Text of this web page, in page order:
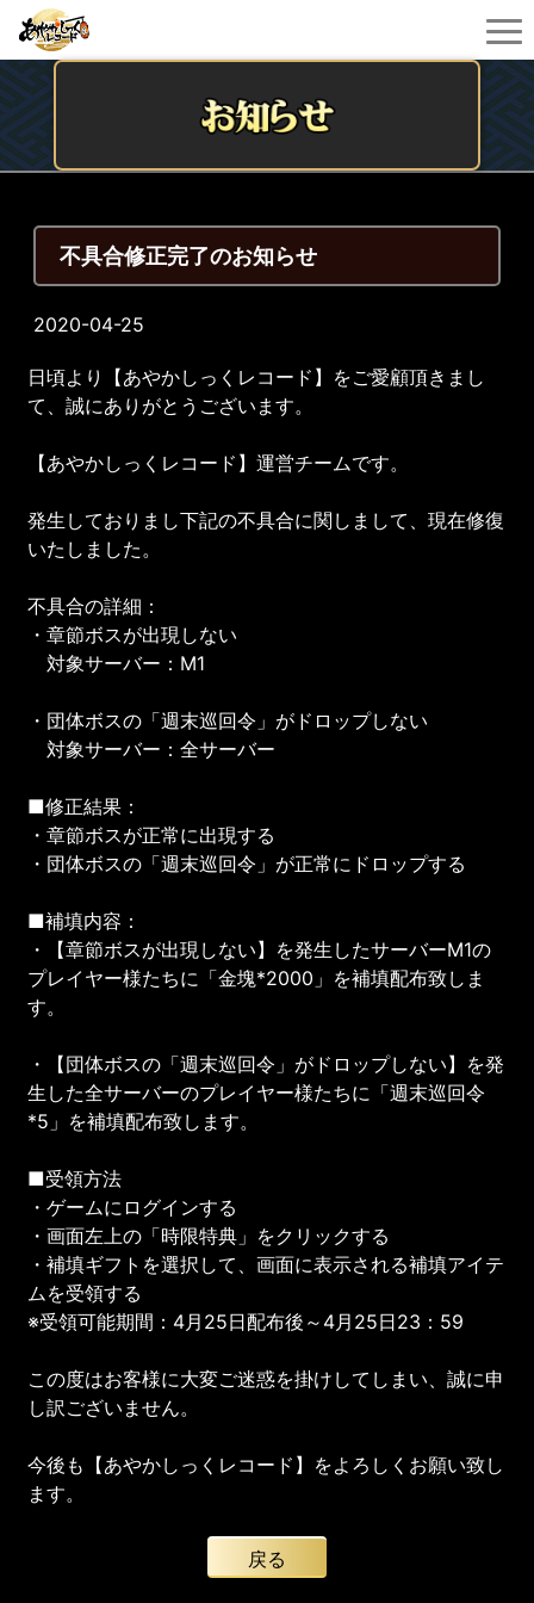
不具合修正完了のお知らせ
2020-04-25
日頃より【あやかしっくレコード】をご愛顧頂きまし
て、誠にありがとうございます。
【あやかしっくレコード】運営チームです。
発生しておりまし下記の不具合に関しまして、現在修復
いたしました。
不具合の詳細：
・章節ボスが出現しない
対象サーバー：M1
・団体ボスの「週末巡回令」がドロップしない
対象サーバー：全サーバー
■修正結果：
・章節ボスが正常に出現する
・団体ボスの「週末巡回令」が正常にドロップする
■補填内容：
・【章節ボスが出現しない】を発生したサーバーM1の
プレイヤー様たちに「金塊*2000」を補填配布致しま
す。
・【団体ボスの「週末巡回令」がドロップしない】を発
生した全サーバーのプレイヤー様たちに「週末巡回令
*5」を補填配布致します。
■受領方法
・ゲームにログインする
・画面左上の「時限特典」をクリックする
・補填ギフトを選択して、画面に表示される補填アイテ
ムを受領する
※受領可能期間：4月25日配布後～4月25日23：59
この度はお客様に大変ご迷惑を掛けしてしまい、誠に申
し訳ございません。
今後も【あやかしっくレコード】をよろしくお願い致し
ます。
戻る